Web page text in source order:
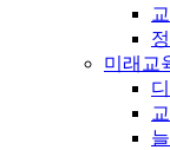
미래교